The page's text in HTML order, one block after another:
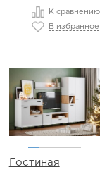
К сравнению
В избранное
Гостиная